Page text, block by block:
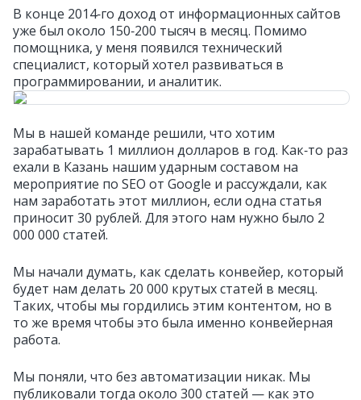
В конце 2014‑го доход от информационных сайтов
уже был около 150‑200 тысяч в месяц. Помимо
помощника, у меня появился технический
специалист, который хотел развиваться в
программировании, и аналитик.
Мы в нашей команде решили, что хотим
зарабатывать 1 миллион долларов в год. Как‑то раз
ехали в Казань нашим ударным составом на
мероприятие по SEO от Google и рассуждали, как
нам заработать этот миллион, если одна статья
приносит 30 рублей. Для этого нам нужно было 2
000 000 статей.
Мы начали думать, как сделать конвейер, который
будет нам делать 20 000 крутых статей в месяц.
Таких, чтобы мы гордились этим контентом, но в
то же время чтобы это была именно конвейерная
работа.
Мы поняли, что без автоматизации никак. Мы
публиковали тогда около 300 статей — как это